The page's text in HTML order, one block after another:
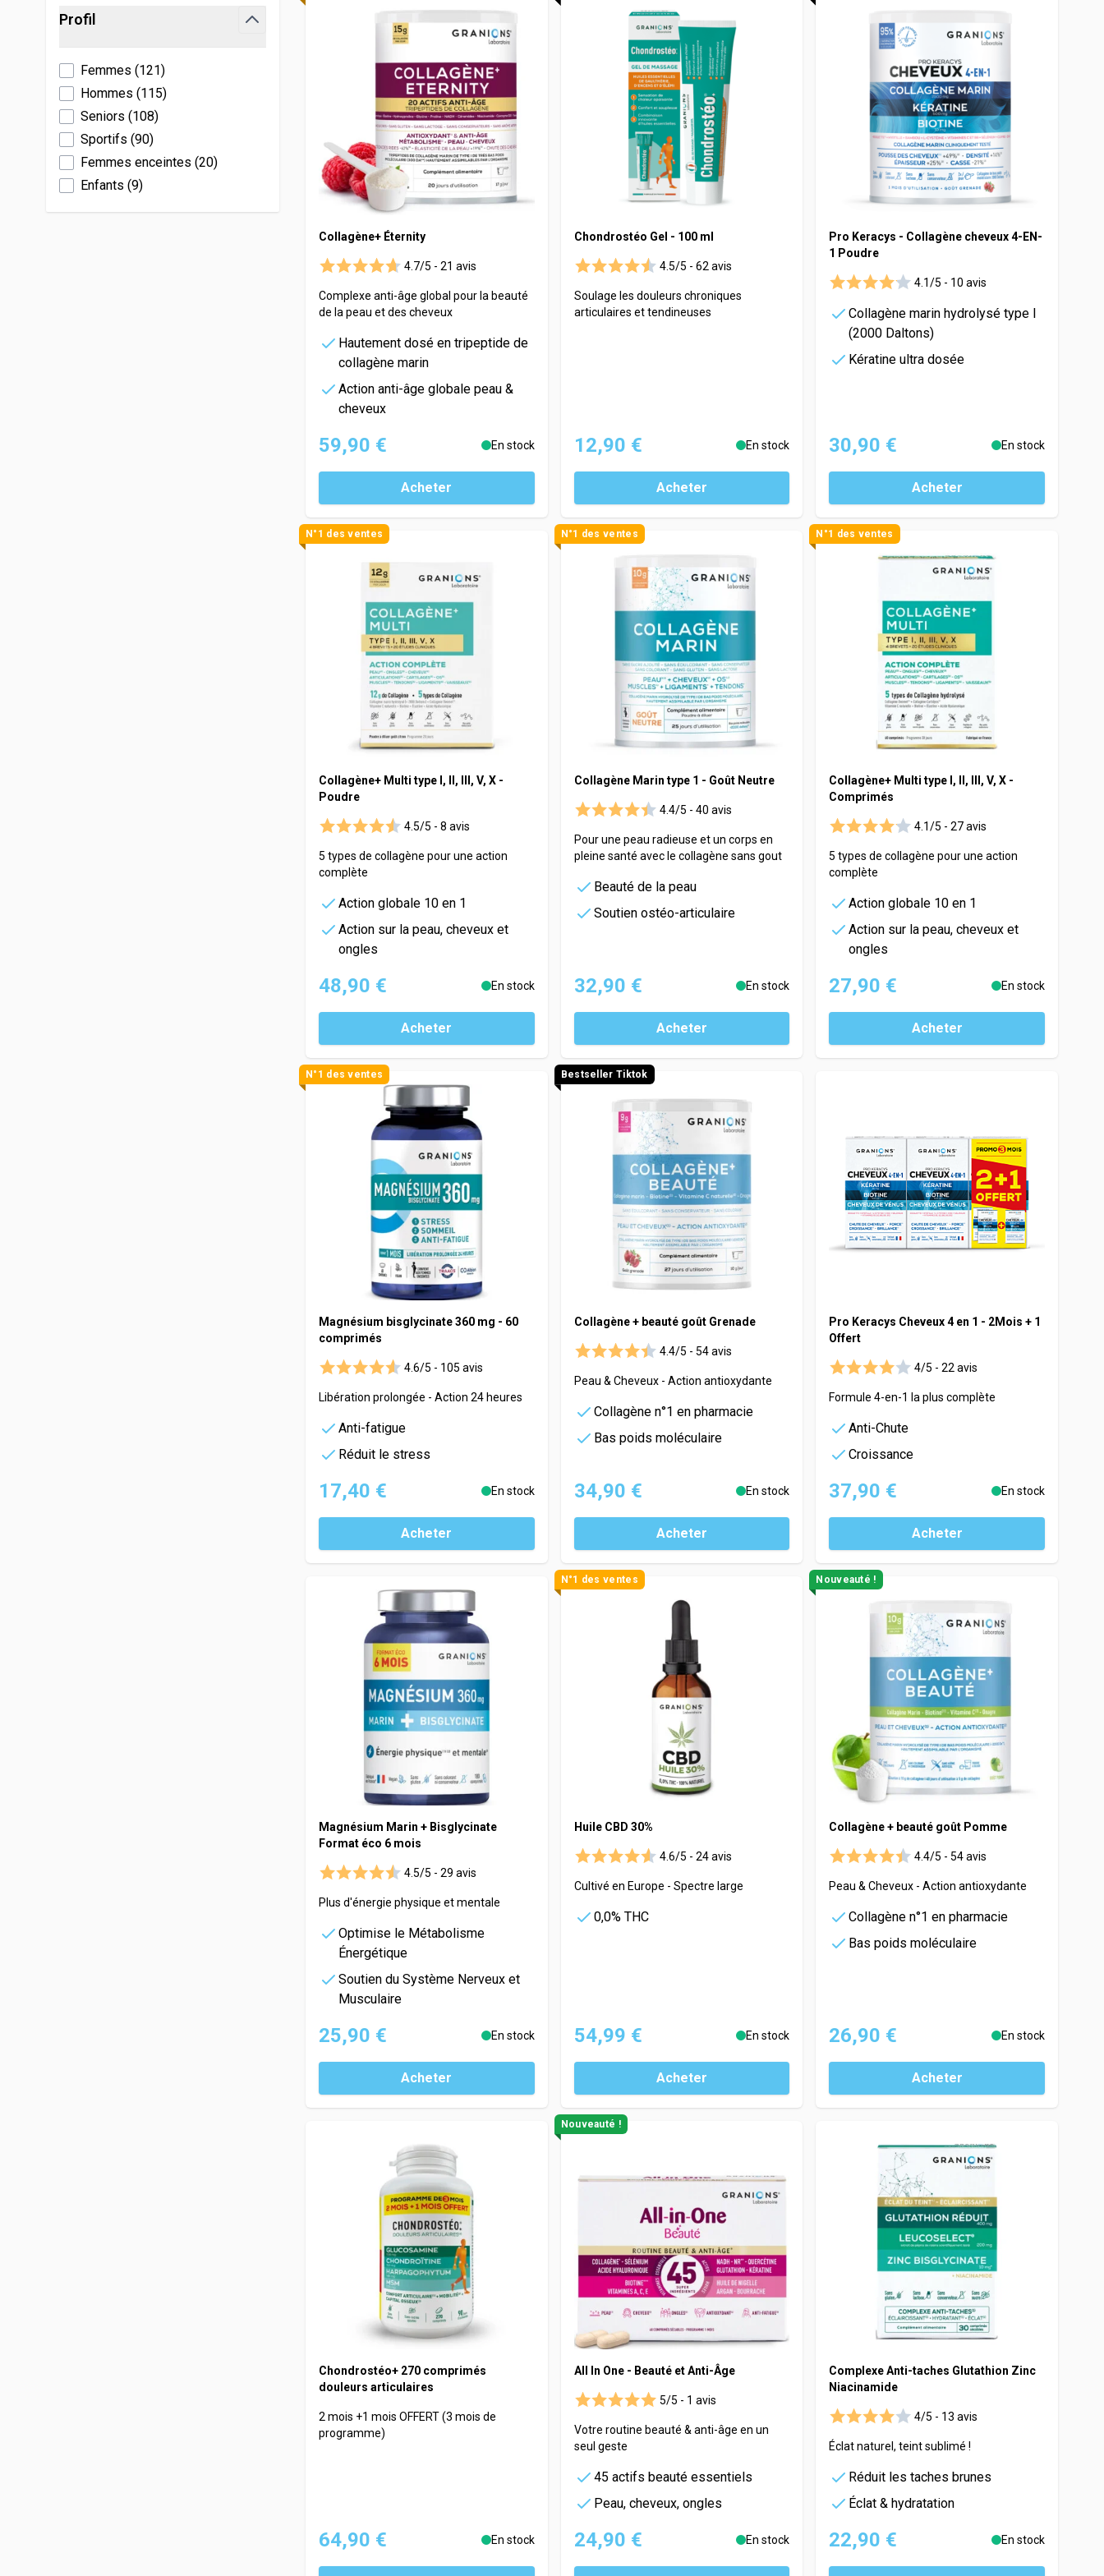
Hydratation
Immunité
Libido
Troubles Masculins
Yeux
Levure de bière
Mélatonine
Morosil
Niacinamide
Omega 3
Probiotiques
Shilajit
Manganèse
Molybdène
Maca
Myrtille
Propolis
Psyllium
Quinquina
Reine des prés
Rhodiola
Vigne rouge
Safran
Pat'Patrouille
Longévité
EAFIT
Canettes Santé
Profil
Femmes (121)
Hommes (115)
Seniors (108)
Sportifs (90)
Femmes enceintes (20)
Enfants (9)
Collagène+ Éternity
4.7/5 - 21 avis
Complexe anti-âge global pour la beauté
de la peau et des cheveux
Hautement dosé en tripeptide de
collagène marin
Action anti-âge globale peau &
cheveux
59,90 € En stock
Acheter
Chondrostéo Gel - 100 ml
4.5/5 - 62 avis
Soulage les douleurs chroniques
articulaires et tendineuses
12,90 € En stock
Acheter
Pro Keracys - Collagène cheveux 4-EN-
1 Poudre
4.1/5 - 10 avis
Collagène marin hydrolysé type I
(2000 Daltons)
Kératine ultra dosée
30,90 € En stock
Acheter
N°1 des ventes
Collagène+ Multi type I, II, III, V, X -
Poudre
4.5/5 - 8 avis
5 types de collagène pour une action
complète
Action globale 10 en 1
Action sur la peau, cheveux et
ongles
48,90 € En stock
Acheter
N°1 des ventes
Collagène Marin type 1 - Goût Neutre
4.4/5 - 40 avis
Pour une peau radieuse et un corps en
pleine santé avec le collagène sans gout
Beauté de la peau
Soutien ostéo-articulaire
32,90 € En stock
Acheter
N°1 des ventes
Collagène+ Multi type I, II, III, V, X -
Comprimés
4.1/5 - 27 avis
5 types de collagène pour une action
complète
Action globale 10 en 1
Action sur la peau, cheveux et
ongles
27,90 € En stock
Acheter
N°1 des ventes
Magnésium bisglycinate 360 mg - 60
comprimés
4.6/5 - 105 avis
Libération prolongée - Action 24 heures
Anti-fatigue
Réduit le stress
17,40 € En stock
Acheter
Bestseller Tiktok
Collagène + beauté goût Grenade
4.4/5 - 54 avis
Peau & Cheveux - Action antioxydante
Collagène n°1 en pharmacie
Bas poids moléculaire
34,90 € En stock
Acheter
Pro Keracys Cheveux 4 en 1 - 2Mois + 1
Offert
4/5 - 22 avis
Formule 4-en-1 la plus complète
Anti-Chute
Croissance
37,90 € En stock
Acheter
Magnésium Marin + Bisglycinate
Format éco 6 mois
4.5/5 - 29 avis
Plus d'énergie physique et mentale
Optimise le Métabolisme
Énergétique
Soutien du Système Nerveux et
Musculaire
25,90 € En stock
Acheter
N°1 des ventes
Huile CBD 30%
4.6/5 - 24 avis
Cultivé en Europe - Spectre large
0,0% THC
54,99 € En stock
Acheter
Nouveauté !
Collagène + beauté goût Pomme
4.4/5 - 54 avis
Peau & Cheveux - Action antioxydante
Collagène n°1 en pharmacie
Bas poids moléculaire
26,90 € En stock
Acheter
Chondrostéo+ 270 comprimés
douleurs articulaires
2 mois +1 mois OFFERT (3 mois de
programme)
64,90 € En stock
Nouveauté !
All In One - Beauté et Anti-Âge
5/5 - 1 avis
Votre routine beauté & anti-âge en un
seul geste
45 actifs beauté essentiels
Peau, cheveux, ongles
24,90 € En stock
Complexe Anti-taches Glutathion Zinc
Niacinamide
4/5 - 13 avis
Éclat naturel, teint sublimé !
Réduit les taches brunes
Éclat & hydratation
22,90 € En stock